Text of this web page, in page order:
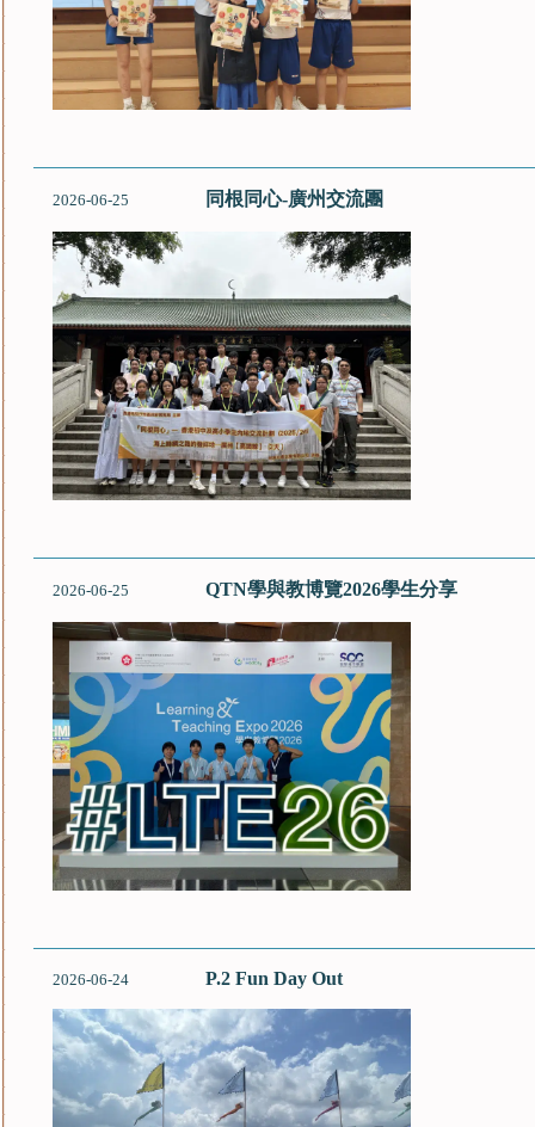
2026-06-25 同根同心-廣州交流團
2026-06-25 QTN學與教博覽2026學生分享
2026-06-24 P.2 Fun Day Out